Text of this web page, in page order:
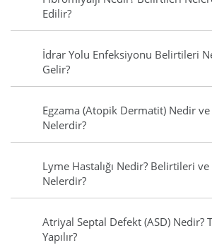
Edilir?
İdrar Yolu Enfeksiyonu Belirtileri
Gelir?
Egzama (Atopik Dermatit) Nedir
Nelerdir?
Lyme Hastalığı Nedir? Belirtileri
Nelerdir?
Atriyal Septal Defekt (ASD) Nedir?
Yapılır?